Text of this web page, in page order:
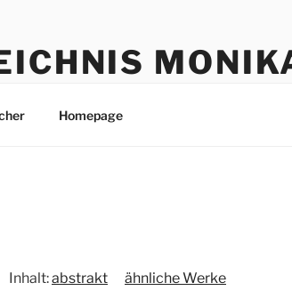
Homepage
Inhalt:abstrakt ähnliche Werke